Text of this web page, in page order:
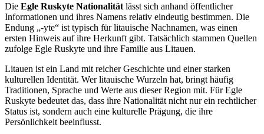
Die Egle Ruskyte Nationalität lässt sich anhand öffentlicher
Informationen und ihres Namens relativ eindeutig bestimmen. Die
Endung „-yte“ ist typisch für litauische Nachnamen, was einen
ersten Hinweis auf ihre Herkunft gibt. Tatsächlich stammen Quellen
zufolge Egle Ruskyte und ihre Familie aus Litauen.
Litauen ist ein Land mit reicher Geschichte und einer starken
kulturellen Identität. Wer litauische Wurzeln hat, bringt häufig
Traditionen, Sprache und Werte aus dieser Region mit. Für Egle
Ruskyte bedeutet das, dass ihre Nationalität nicht nur ein rechtlicher
Status ist, sondern auch eine kulturelle Prägung, die ihre
Persönlichkeit beeinflusst.